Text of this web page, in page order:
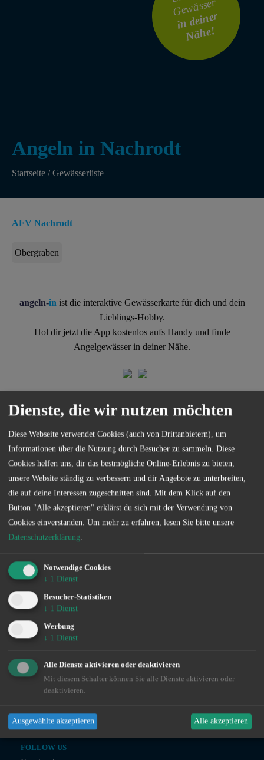
Angeln in Nachrodt
Startseite /Gewässerliste
Gewässer
i
n
dei
ner
N
ä
he!
AFV Nachrodt
Obergraben
angeln-in ist die interaktive Gewässerkarte für dich und dein
Lieblings-Hobby.
Hol dir jetzt die App kostenlos aufs Handy und finde
Angelgewässer in deiner Nähe.
Kontakt
VERTRIEB
julian@angeln-in.de
TECHNIK
Julius Planteur
technik@angeln-in.de
FOLLOW US
Dienste, die wir nutzen möchten
Diese Webseite verwendet Cookies (auch von Drittanbietern), um
Informationen über die Nutzung durch Besucher zu sammeln. Diese
Cookies helfen uns, dir das bestmögliche Online-Erlebnis zu bieten,
unsere Website ständig zu verbessern und dir Angebote zu unterbreiten,
die auf deine Interessen zugeschnitten sind. Mit dem Klick auf den
Button "Alle akzeptieren" erklärst du sich mit der Verwendung von
Cookies einverstanden. Um mehr zu erfahren, lesen Sie bitte unsere
Datenschutzerklärung.
Notwendige Cookies
↓ 1 Dienst
Besucher-Statistiken
↓ 1 Dienst
Werbung
↓ 1 Dienst
Alle Dienste aktivieren oder deaktivieren
Mit diesem Schalter können Sie alle Dienste aktivieren oder
deaktivieren.
Ausgewählte akzeptieren Alle akzeptieren